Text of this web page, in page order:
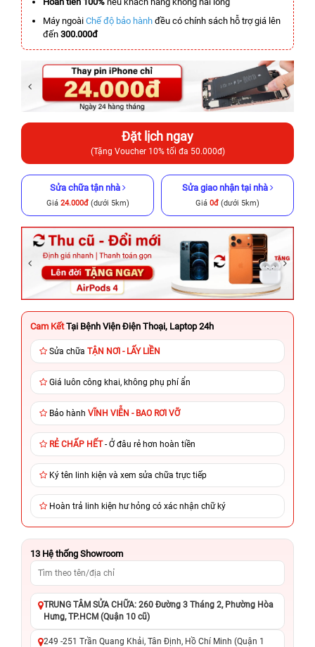
Máy ngoài Chế độ bảo hành đều có chính sách hỗ trợ giá lên
đến 300.000đ
Đặt lịch ngay
(Tặng Voucher 10% tối đa 50.000đ)
Sửa chữa tận nhà
Giá 24.000đ(dưới 5km)
Sửa giao nhận tại nhà
Giá 0đ (dưới 5km)
Cam Kết Tại Bệnh Viện Điện Thoại, Laptop 24h
Sửa chữa TẬN NƠI - LẤY LIỀN
Giá luôn công khai, không phụ phí ẩn
Bảo hành VĨNH VIỄN - BAO RƠI VỠ
RẺ CHẤP HẾT- Ở đâu rẻ hơn hoàn tiền
Ký tên linh kiện và xem sửa chữa trực tiếp
Hoàn trả linh kiện hư hỏng có xác nhận chữ ký
13 Hệ thống Showroom
TRUNG TÂM SỬA CHỮA: 260 Đường 3 Tháng 2, Phường Hòa
Hưng, TP.HCM (Quận 10 cũ)
249 -251 Trần Quang Khải, Tân Định, Hồ Chí Minh (Quận 1